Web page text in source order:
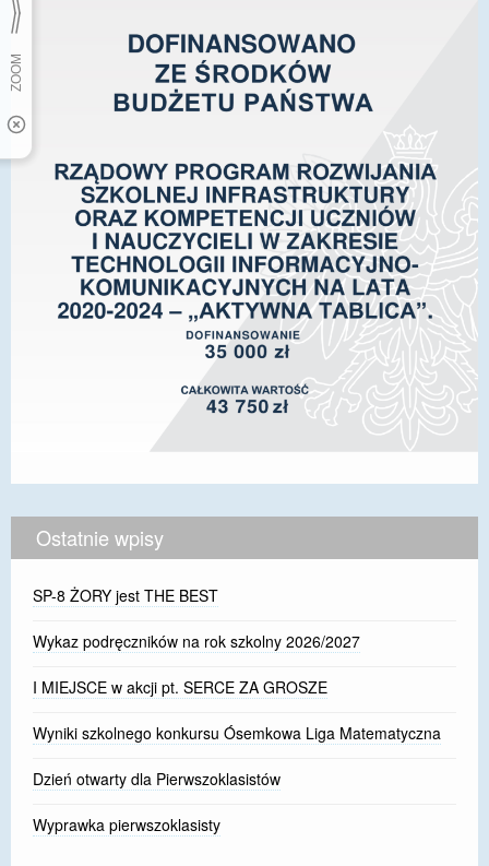
Ostatnie wpisy
SP-8 ŻORY jest THE BEST
Wykaz podręczników na rok szkolny 2026/2027
I MIEJSCE w akcji pt. SERCE ZA GROSZE
Wyniki szkolnego konkursu Ósemkowa Liga Matematyczna
Dzień otwarty dla Pierwszoklasistów
Wyprawka pierwszoklasisty